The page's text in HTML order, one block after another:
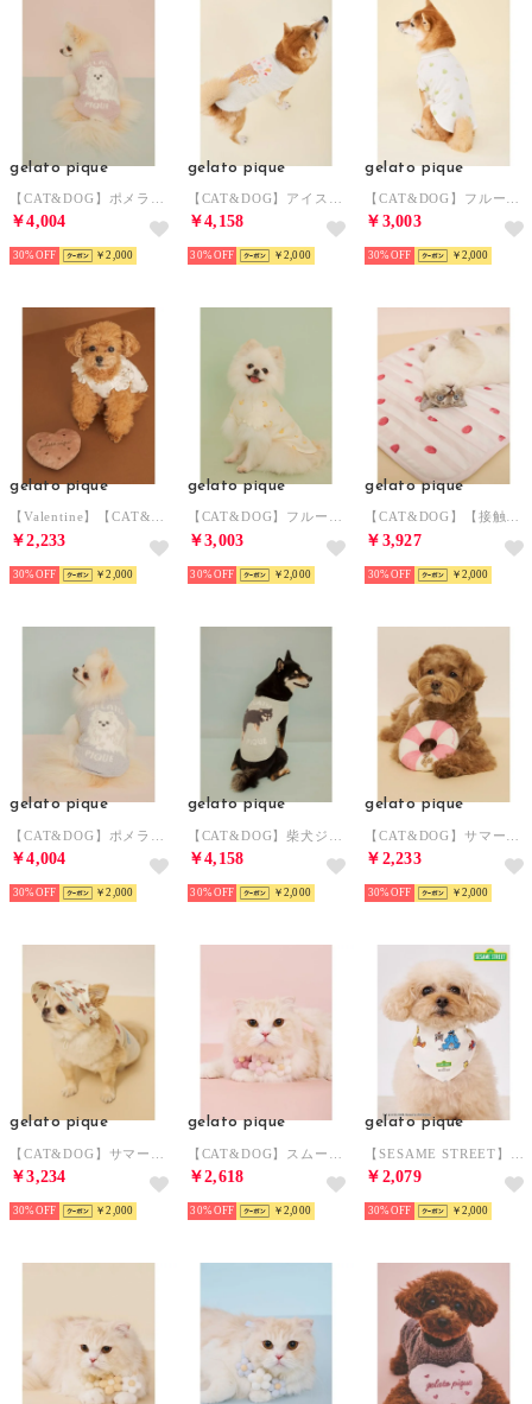
gelato pique
￥4,004
30% ￥2,000
gelato pique
￥4,158
30% ￥2,000
gelato pique
￥3,003
30% ￥2,000
gelato pique
￥2,233
30% ￥2,000
gelato pique
￥3,003
30% ￥2,000
gelato pique
￥3,927
30% ￥2,000
gelato pique
￥4,004
30% ￥2,000
gelato pique
￥4,158
30% ￥2,000
gelato pique
￥2,233
30% ￥2,000
gelato pique
￥3,234
30% ￥2,000
gelato pique
￥2,618
30% ￥2,000
gelato pique
￥2,079
30% ￥2,000